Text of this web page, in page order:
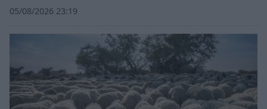
05/08/2026 23:19